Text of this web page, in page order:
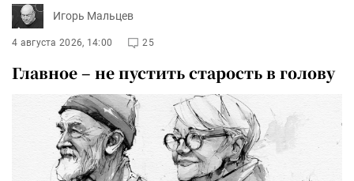
Игорь Мальцев
4 августа 2026, 14:00 25
Главное – не пустить старость в голову